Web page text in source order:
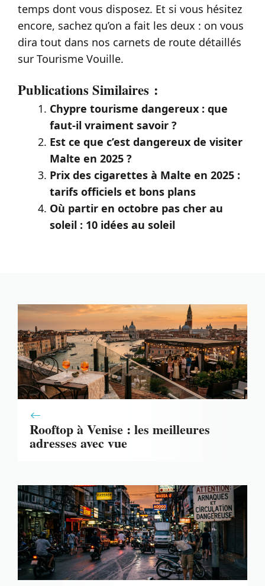
temps dont vous disposez. Et si vous hésitez
encore, sachez qu’on a fait les deux : on vous
dira tout dans nos carnets de route détaillés
sur Tourisme Vouille.
Publications Similaires :
Chypre tourisme dangereux : que
faut-il vraiment savoir ?
Est ce que c’est dangereux de visiter
Malte en 2025 ?
Prix des cigarettes à Malte en 2025 :
tarifs officiels et bons plans
Où partir en octobre pas cher au
soleil : 10 idées au soleil
Rooftop à Venise : les meilleures
adresses avec vue